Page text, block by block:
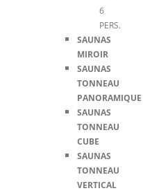
6
PERS.
SAUNAS
MIROIR
SAUNAS
TONNEAU
PANORAMIQUE
SAUNAS
TONNEAU
CUBE
SAUNAS
TONNEAU
VERTICAL